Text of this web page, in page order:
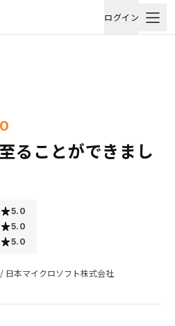
ログイン
ることができまし
5.0
5.0
5.0
/ 日本マイクロソフト株式会社